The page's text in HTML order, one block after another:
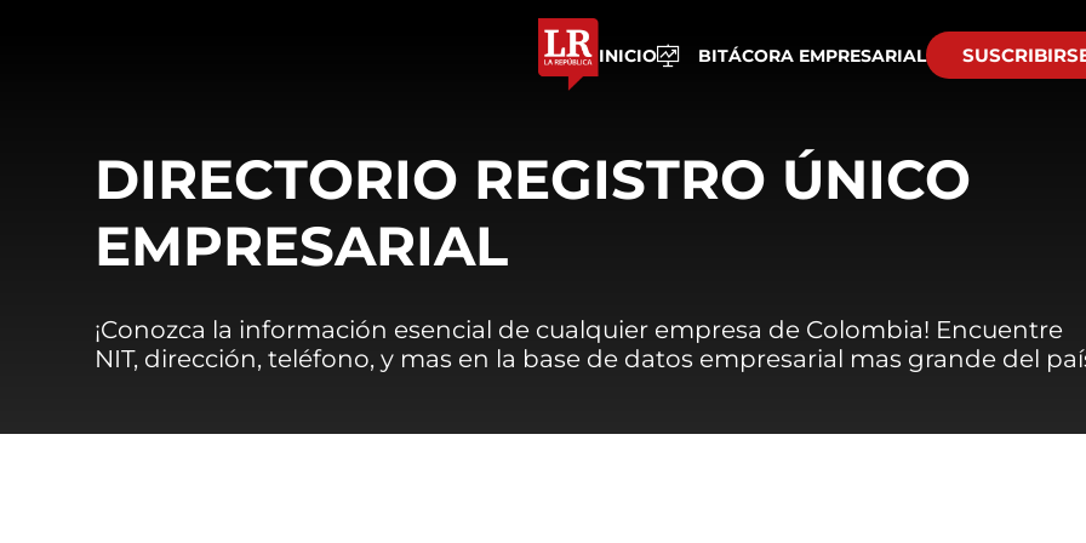
INICIO BITÁCORA EMPRESARIAL
DIRECTORIO REGISTRO ÚNICO
EMPRESARIAL
¡Conozca la información esencial de cualquier empresa de Colombia! Encuentre
NIT, dirección, teléfono, y mas en la base de datos empresarial mas grande del